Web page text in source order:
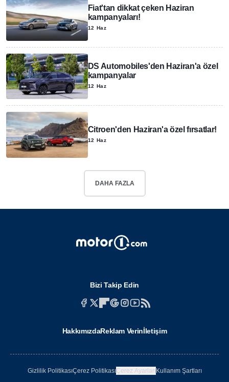
Fiat'tan dikkat çeken Haziran
kampanyaları!
12 Haz
DS Automobiles'den Haziran'a özel
kampanyalar
12 Haz
Citroen'den Haziran'a özel fırsatlar!
12 Haz
DAHA FAZLA
Bizi Takip Edin
HakkımızdaReklam Verinİletişim
Gizlilik PolitikasıÇerez PolitikasıÇerez Ayarları Kullanım Şartları